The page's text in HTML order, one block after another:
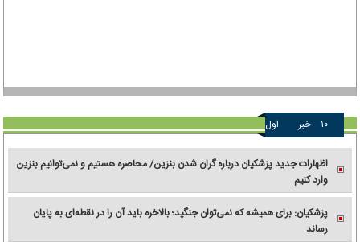
۱۰ خبر اول
اظهارات جدید پزشکیان درباره گران شدن بنزین/ محاصره هستیم و نمی‌توانیم بنزین
وارد کنیم
پزشکیان: برای همیشه که نمی‌توان جنگید؛ بالاخره باید آن را در نقطه‌ای به پایان
رساند